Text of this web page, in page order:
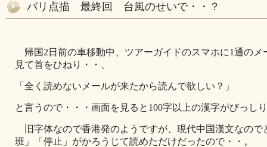
バリ点描 最終回 台風のせいで・・？
帰国2日前の車移動中、ツアーガイドのスマホに1通のメ
見て首をひねり・・、
「全く読めないメールが来たから読んで欲しい？」
と言うので・・・画面を見ると100字以上の漢字がびっし
旧字体なので香港発のようですが、現代中国漢文なので
班」「停止」がかろうじて読めただけだったので・・。